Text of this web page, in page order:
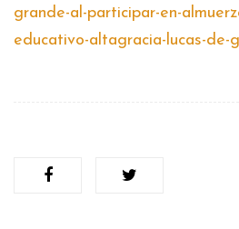
grande-al-participar-en-
educativo-altagracia-lucas-de-